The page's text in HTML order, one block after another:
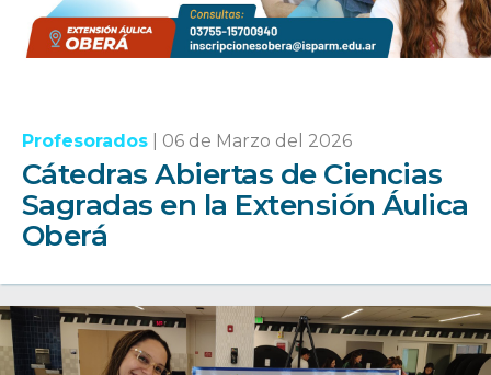
Profesorados 06 de Marzo del 2026
Cátedras Abiertas de Ciencias
Sagradas en la Extensión Áulica
Oberá